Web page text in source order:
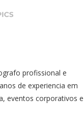
profissional e
de experiencia em
eventos corporativos e